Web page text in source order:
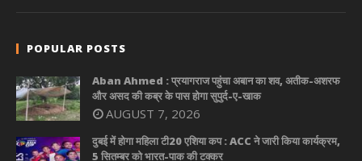
POPULAR POSTS
Aban Ahmed : प्रयागराज पहुंचा अबान का शव, अतीक-अशरफ
और असद की कब्र के पास होगा सुपुर्द-ए-खाक
AUGUST 7, 2026
दुबई में होगा महिला टी20 एशिया कप : ACC ने जारी किया कार्यक्रम,
5 सितम्बर को भारत-पाक की टक्कर